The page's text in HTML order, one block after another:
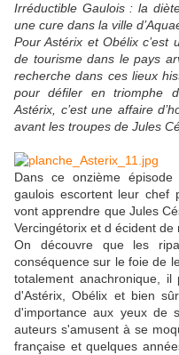
Irréductible Gaulois : la
une cure dans la ville
Pour Astérix et Obélix
de tourisme dans le pays
recherche dans ces lieux
pour défiler en triomphe
Astérix, c’est une affaire
avant les troupes de Jules
Dans ce onzième
gaulois escortent leur chef
vont apprendre que Jules
Vercingétorix et d écident de
On découvre que les
conséquence sur le foie de
totalement anachronique,
d'Astérix, Obélix et bien
d'importance aux yeux de
auteurs s'amusent à se
française et quelques